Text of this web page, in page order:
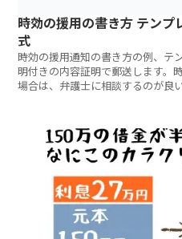
時効の援用の書き方 テンプ
式
時効の援用通知の書き方の例、テ
明付きの内容証明で郵送します。
場合は、弁護士に相談するのが良い